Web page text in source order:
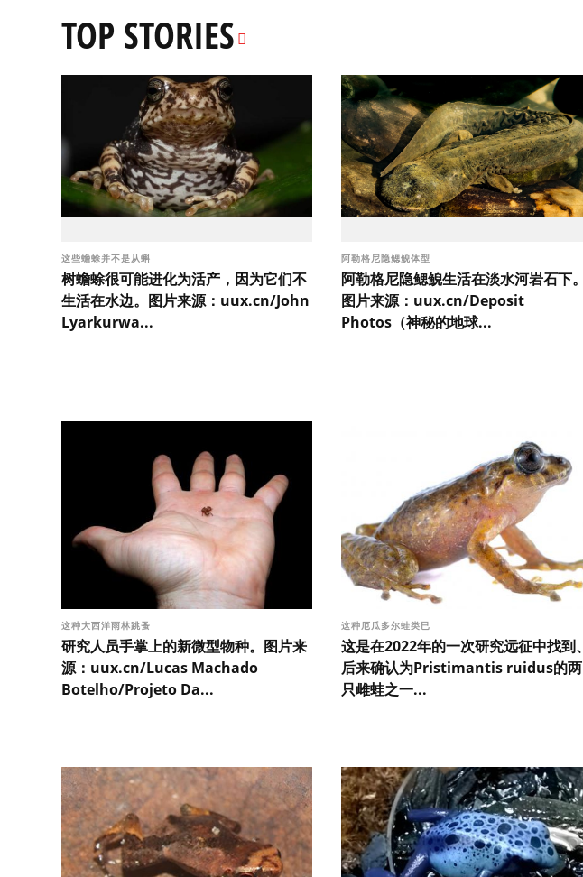
TOP STORIES
这些蟾蜍并不是从蝌
树蟾蜍很可能进化为活产，因为它们不
生活在水边。图片来源：uux.cn/John
Lyarkurwa...
阿勒格尼隐鳃鲵体型
阿勒格尼隐鳃鲵生活在淡水河岩石下。
图片来源：uux.cn/Deposit
Photos（神秘的地球...
这种大西洋雨林跳蚤
研究人员手掌上的新微型物种。图片来
源：uux.cn/Lucas Machado
Botelho/Projeto Da...
这种厄瓜多尔蛙类已
这是在2022年的一次研究远征中找到、
后来确认为Pristimantis ruidus的两
只雌蛙之一...